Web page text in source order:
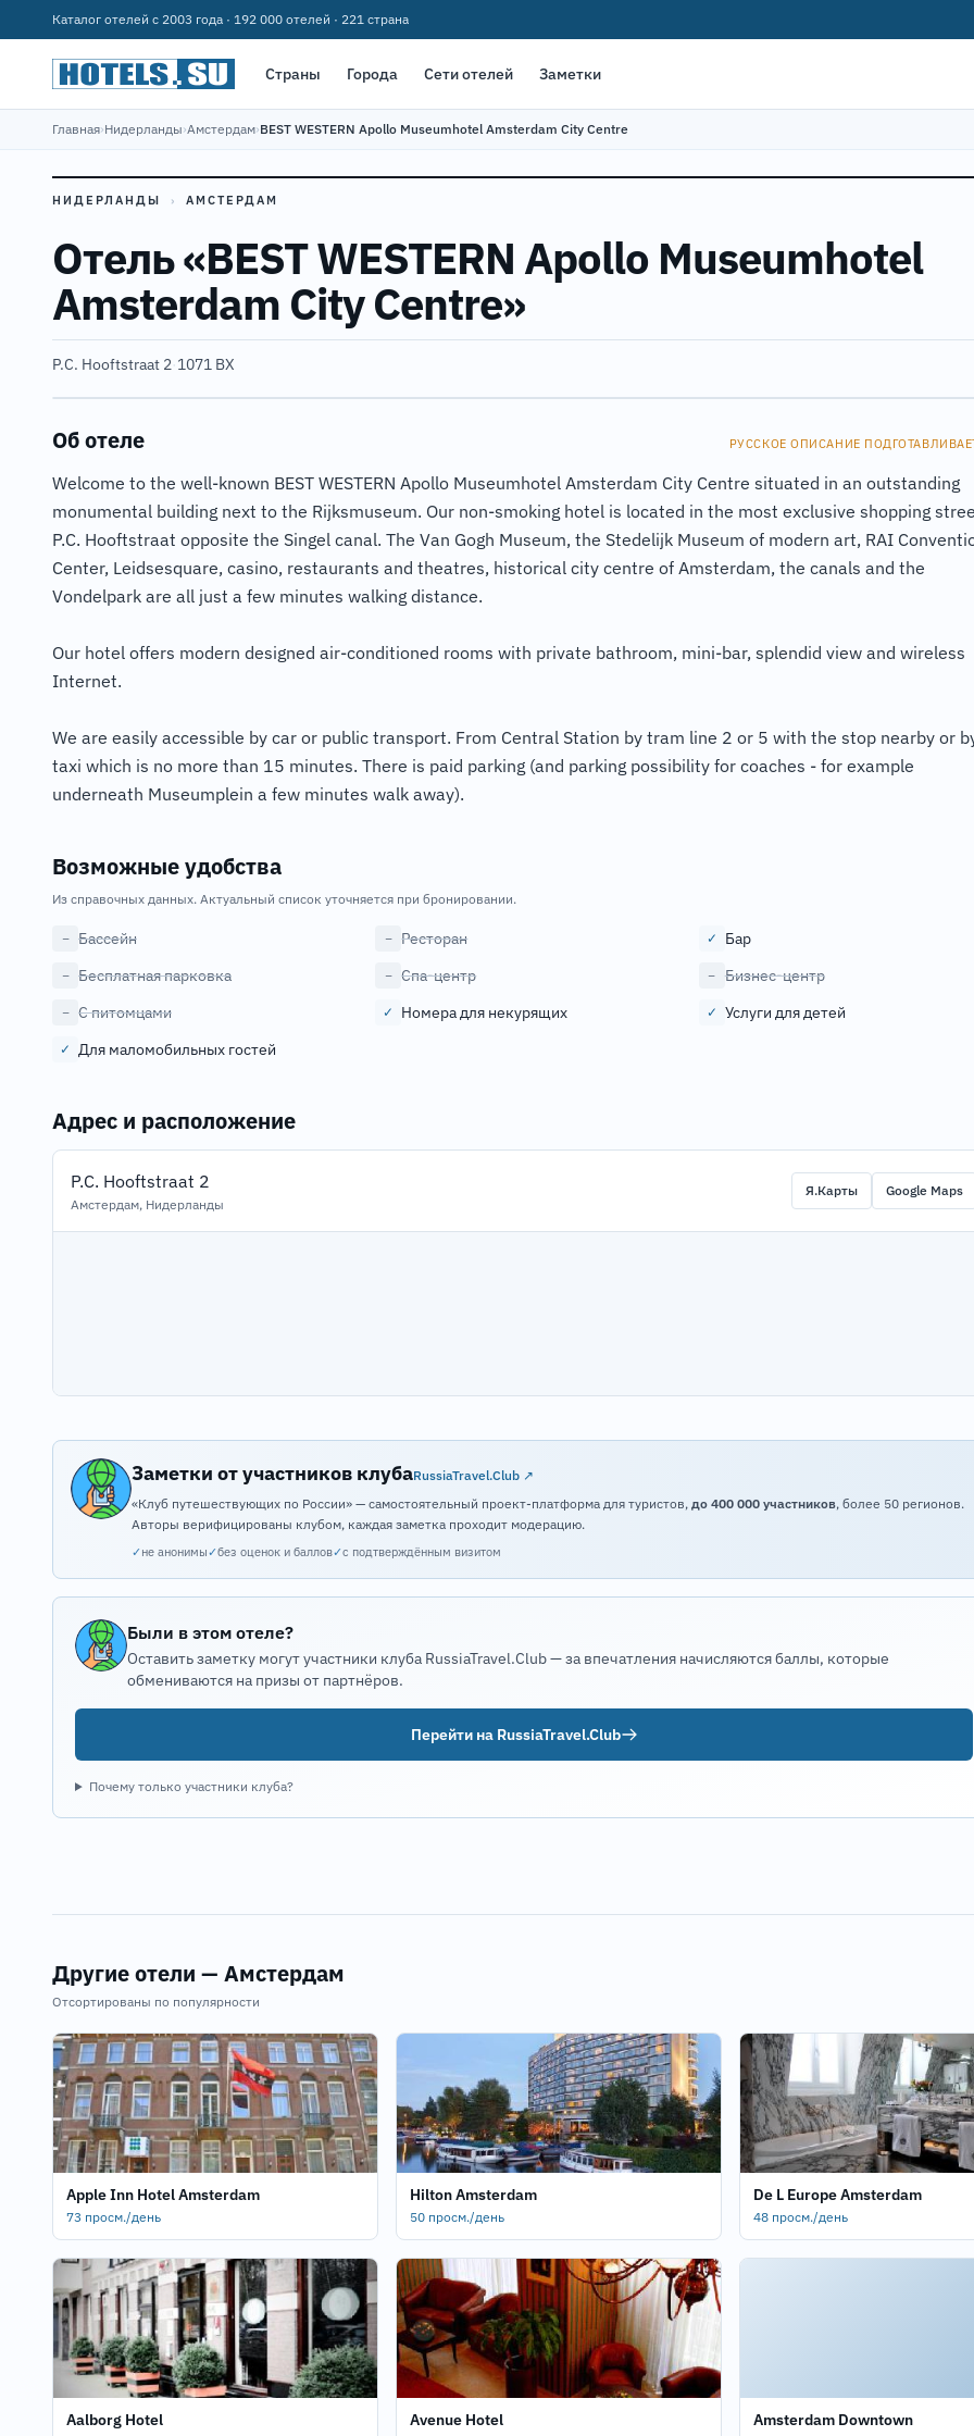
Каталог отелей с 2003 года · 192 000 отелей · 221 страна
Страны Города Сети отелей Заметки
Главная›Нидерланды›Амстердам›BEST WESTERN Apollo Museumhotel Amsterdam City Centre
НИДЕРЛАНДЫ › АМСТЕРДАМ
Отель «BEST WESTERN Apollo Museumhotel
Amsterdam City Centre»
P.C. Hooftstraat 2·1071 BX
Об отеле РУССКОЕ ОПИСАНИЕ
Welcome to the well-known BEST WESTERN Apollo Museumhotel Amsterdam City Centre situated in an outstanding
monumental building next to the Rijksmuseum. Our non-smoking hotel is located in the most exclusive shopping
P.C. Hooftstraat opposite the Singel canal. The Van Gogh Museum, the Stedelijk Museum of modern art, RAI
Center, Leidsesquare, casino, restaurants and theatres, historical city centre of Amsterdam, the canals and the
Vondelpark are all just a few minutes walking distance.
Our hotel offers modern designed air-conditioned rooms with private bathroom, mini-bar, splendid view and wireless
Internet.
We are easily accessible by car or public transport. From Central Station by tram line 2 or 5 with the stop nearby or
taxi which is no more than 15 minutes. There is paid parking (and parking possibility for coaches - for example
underneath Museumplein a few minutes walk away).
Возможные удобства
Из справочных данных. Актуальный список уточняется при бронировании.
− Бассейн − Ресторан ✓ Бар
− Бесплатная парковка − Спа-центр − Бизнес-центр
− С питомцами ✓ Номера для некурящих ✓ Услуги для детей
✓ Для маломобильных гостей
Адрес и расположение
P.C. Hooftstraat 2
Амстердам, Нидерланды
Я.Карты Google Maps
Заметки от участников клубаRussiaTravel.Club ↗
«Клуб путешествующих по России» — самостоятельный проект-платформа для туристов, до 400 000 участников, более 50 регионов.
Авторы верифицированы клубом, каждая заметка проходит модерацию.
✓не анонимы✓без оценок и баллов✓с подтверждённым визитом
Были в этом отеле?
Оставить заметку могут участники клуба RussiaTravel.Club — за впечатления начисляются баллы, которые
обмениваются на призы от партнёров.
Перейти на RussiaTravel.Club
Почему только участники клуба?
Другие отели — Амстердам
Отсортированы по популярности
Apple Inn Hotel Amsterdam
73 просм./день
Hilton Amsterdam
50 просм./день
De L Europe Amsterdam
48 просм./день
Aalborg Hotel Avenue Hotel Amsterdam Downtown